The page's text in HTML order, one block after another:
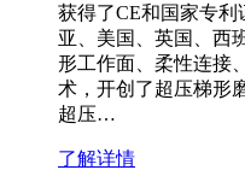
获得了CE和国家专利
亚、美国、英国、西
形工作面、柔性连接
术，开创了超压梯形
超压…
了解详情